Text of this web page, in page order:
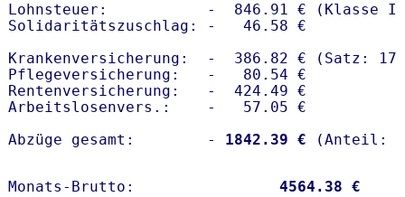
Lohnsteuer:           -  846.91 € (Klasse I)
Solidaritätszuschlag: -   46.58 €
Krankenversicherung:  -  386.82 € (Satz:
Pflegeversicherung:   -   80.54 €
Rentenversicherung:   -  424.49 €
Arbeitslosenvers.:    -   57.05 €
Abzüge gesamt:        -
1842.39 €
Monats-Brutto: 4564.38 €